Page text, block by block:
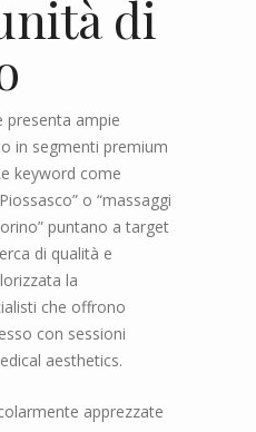
di
presenta ampie
in segmenti premium
keyword come
o “massaggi
puntano a target
di qualità e
la
che offrono
con sessioni
aesthetics.
apprezzate